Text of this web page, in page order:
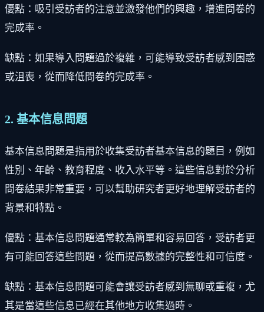
優點：吸引受訪者的注意並激發他們的興趣，增進問卷的
完成率。
缺點：如果導入問題過於複雜，可能導致受訪者感到困惑
或沮喪，從而降低問卷的完成率。
2. 基本信息問題
基本信息問題是指用於收集受訪者基本信息的題目，例如
性別、年齡、教育程度、收入水平等。這些信息對於分析
問卷結果非常重要，可以幫助研究者更好地理解受訪者的
背景和特點。
優點：基本信息問題通常較為簡單和容易回答，受訪者更
有可能回答這些問題，從而提高數據的完整性和可信度。
缺點：基本信息問題可能會讓受訪者感到無聊或重複，尤
其是當這些信息已經在其他地方收集過時。